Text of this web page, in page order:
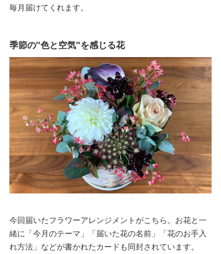
毎月届けてくれます。
季節の"色と空気"を感じる花
今回届いたフラワーアレンジメントがこちら。お花と一
緒に「今月のテーマ」「届いた花の名前」「花のお手入
れ方法」などが書かれたカードも同封されています。